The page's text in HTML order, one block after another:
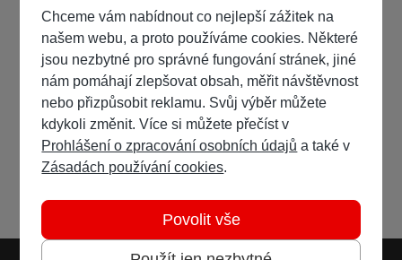
Chceme vám nabídnout co nejlepší zážitek na
našem webu, a proto používáme cookies. Některé
jsou nezbytné pro správné fungování stránek, jiné
nám pomáhají zlepšovat obsah, měřit návštěvnost
nebo přizpůsobit reklamu. Svůj výběr můžete
kdykoli změnit. Více si můžete přečíst v
Prohlášení o zpracování osobních údajů a také v
Zásadách používání cookies.
Povolit vše